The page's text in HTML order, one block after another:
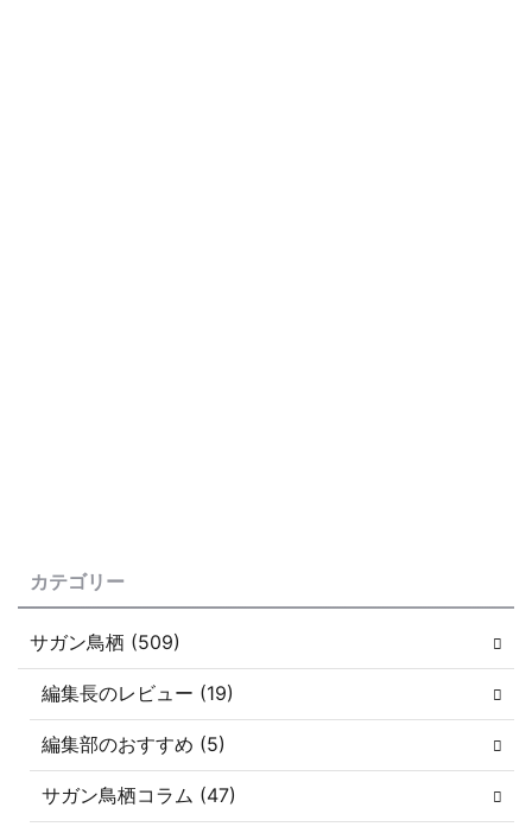
カテゴリー
サガン鳥栖 (509)
編集長のレビュー (19)
編集部のおすすめ (5)
サガン鳥栖コラム (47)